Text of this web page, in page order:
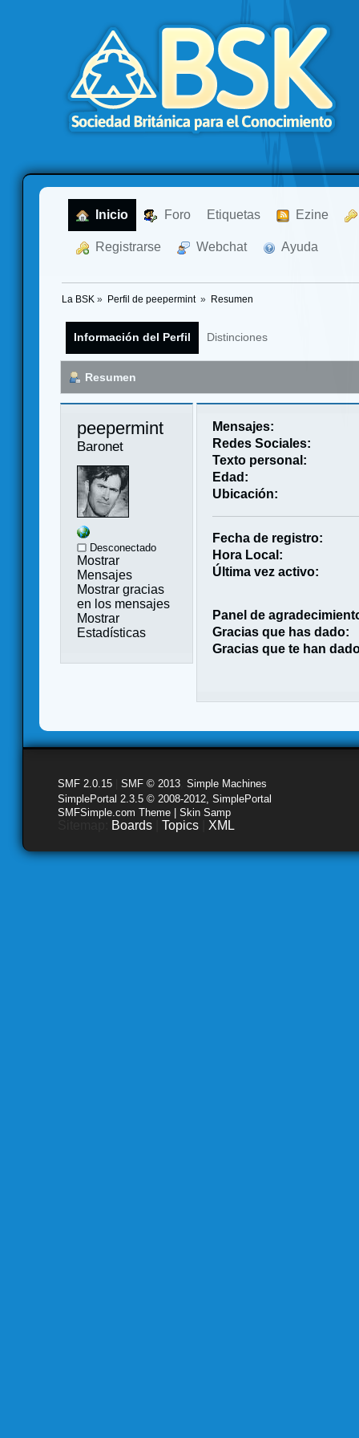
Inicio Foro Etiquetas Ezine
Registrarse Webchat Ayuda
La BSK » Perfil de peepermint » Resumen
Información del Perfil Distinciones
Resumen
peepermint
Baronet
Desconectado
Mostrar
Mensajes
Mostrar gracias
en los mensajes
Mostrar
Estadísticas
Mensajes:
Redes Sociales:
Texto personal:
Edad:
Ubicación:
Fecha de registro:
Hora Local:
Última vez activo:
Panel de
Gracias que has dado:
Gracias que te han
SMF 2.0.15 SMF © 2013 Simple Machines
SimplePortal 2.3.5 © 2008-2012, SimplePortal
SMFSimple.com Theme | Skin Samp
Boards Topics XML